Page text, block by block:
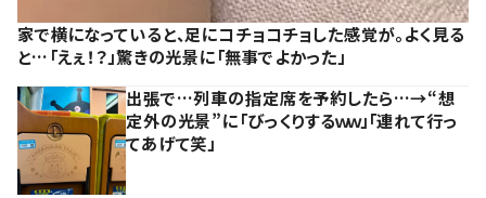
家で横になっていると、足にコチョコチョした感覚が。よく見る
と…「えぇ！？」驚きの光景に「無事でよかった」
出張で…列車の指定席を予約したら…→“想
定外の光景”に「びっくりするｗｗ」「連れて行っ
てあげて笑」